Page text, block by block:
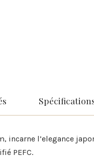
incarne l’elegance
PEFC.